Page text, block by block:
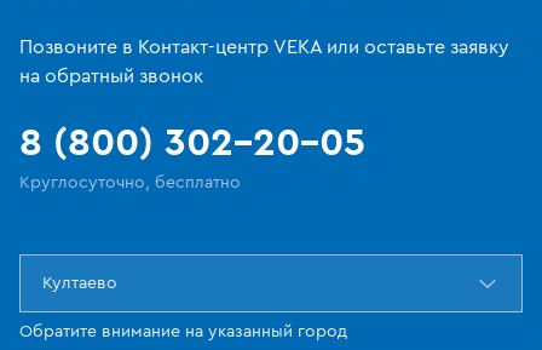
Позвоните в Контакт-центр VEKA или оставьте заявку
на обратный звонок
8 (800) 302-20-05
Круглосуточно, бесплатно
Култаево
Обратите внимание на указанный город